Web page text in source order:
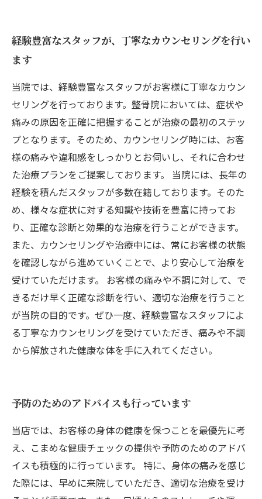
経験豊富なスタッフが、丁寧なカウンセリングを行い
ます
当院では、経験豊富なスタッフがお客様に丁寧なカウン
セリングを行っております。整骨院においては、症状や
痛みの原因を正確に把握することが治療の最初のステッ
プとなります。そのため、カウンセリング時には、お客
様の痛みや違和感をしっかりとお伺いし、それに合わせ
た治療プランをご提案しております。 当院には、長年の
経験を積んだスタッフが多数在籍しております。そのた
め、様々な症状に対する知識や技術を豊富に持ってお
り、正確な診断と効果的な治療を行うことができます。
また、カウンセリングや治療中には、常にお客様の状態
を確認しながら進めていくことで、より安心して治療を
受けていただけます。 お客様の痛みや不調に対して、で
きるだけ早く正確な診断を行い、適切な治療を行うこと
が当院の目的です。ぜひ一度、経験豊富なスタッフによ
る丁寧なカウンセリングを受けていただき、痛みや不調
から解放された健康な体を手に入れてください。
予防のためのアドバイスも行っています
当店では、お客様の身体の健康を保つことを最優先に考
え、こまめな健康チェックの提供や予防のためのアドバ
イスも積極的に行っています。 特に、身体の痛みを感じ
た際には、早めに来院していただき、適切な治療を受け